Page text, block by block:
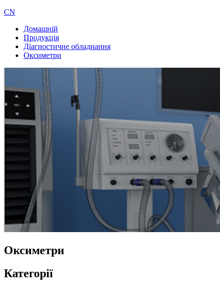
CN
Домашній
Продукція
Діагностичне обладнання
Оксиметри
Оксиметри
Категорії